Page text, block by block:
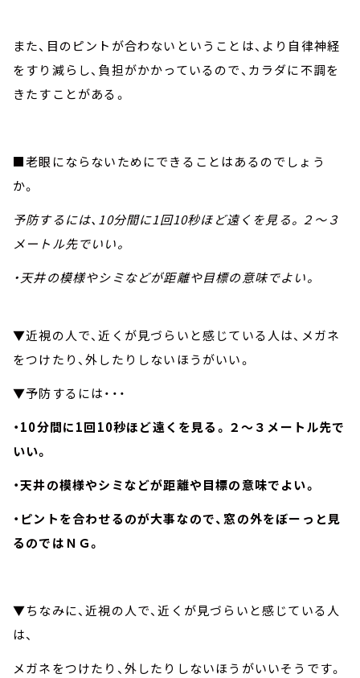
また、目のピントが合わないということは、より自律神経
をすり減らし、負担がかかっているので、カラダに不調を
きたすことがある。
■老眼にならないためにできることはあるのでしょう
か。
予防するには、10分間に1回10秒ほど遠くを見る。２～３
メートル先でいい。
・天井の模様やシミなどが距離や目標の意味でよい。
▼近視の人で、近くが見づらいと感じている人は、メガネ
をつけたり、外したりしないほうがいい。
▼予防するには・・・
・10分間に1回10秒ほど遠くを見る。２～３メートル先で
いい。
・天井の模様やシミなどが距離や目標の意味でよい。
・ピントを合わせるのが大事なので、窓の外をぼーっと見
るのではＮＧ。
▼ちなみに、近視の人で、近くが見づらいと感じている人
は、
メガネをつけたり、外したりしないほうがいいそうです。